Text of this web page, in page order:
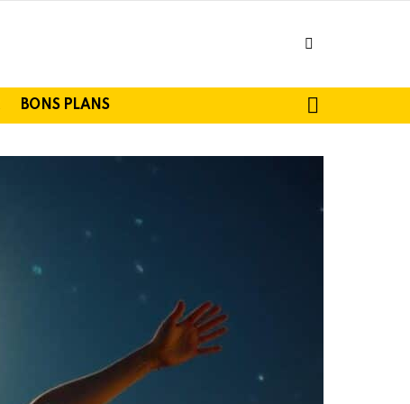
BONS PLANS